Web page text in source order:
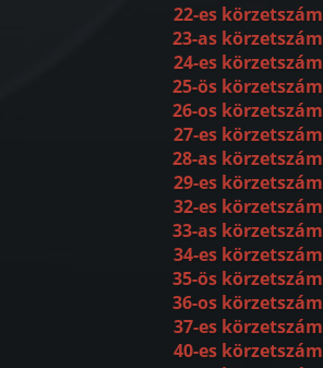
22-es körzetszám
23-as körzetszám
24-es körzetszám
25-ös körzetszám
26-os körzetszám
27-es körzetszám
28-as körzetszám
29-es körzetszám
32-es körzetszám
33-as körzetszám
34-es körzetszám
35-ös körzetszám
36-os körzetszám
37-es körzetszám
40-es körzetszám